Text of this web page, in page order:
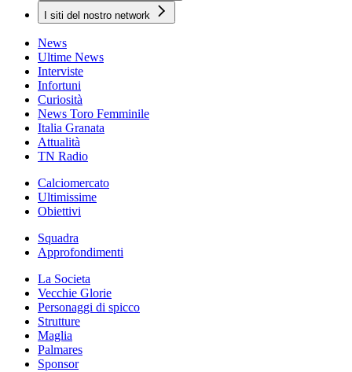
I siti del nostro network
News
Ultime News
Interviste
Infortuni
Curiosità
News Toro Femminile
Italia Granata
Attualità
TN Radio
Calciomercato
Ultimissime
Obiettivi
Squadra
Approfondimenti
La Societa
Vecchie Glorie
Personaggi di spicco
Strutture
Maglia
Palmares
Sponsor